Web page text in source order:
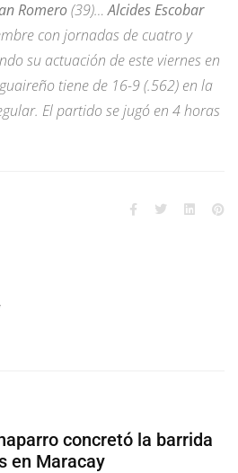
Romero(39)…Alcides Escobar
con jornadas de cuatro y
su actuación de este viernes en
tiene de 16-9 (.562) en la
El partido se jugó en 4 horas
,
concretó la barrida
en Maracay